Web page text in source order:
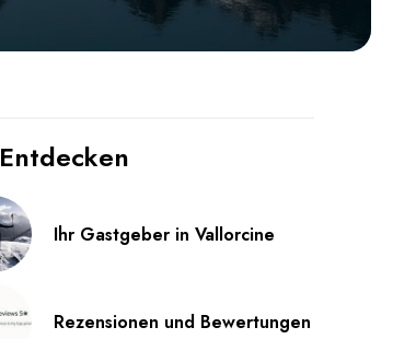
Entdecken
Ihr Gastgeber in Vallorcine
Rezensionen und Bewertungen